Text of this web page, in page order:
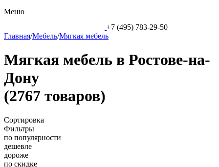
Меню
+7 (495) 783-29-50
Главная/Мебель/Мягкая мебель
Мягкая мебель в Ростове-на-
Дону
(2767 товаров)
Сортировка
Фильтры
по популярности
дешевле
дороже
по скидке